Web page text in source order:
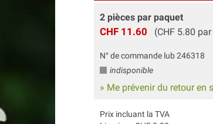
2 pièces par paquet
CHF 11.60 (CHF 5.80
N° de commande lub 246318
indisponible
» Me prévenir du retour en
Prix incluant la TVA